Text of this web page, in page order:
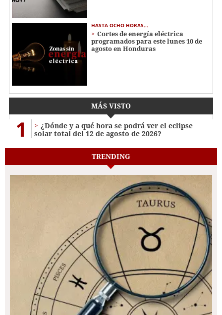
HASTA OCHO HORAS...
Cortes de energía eléctrica
programados para este lunes 10 de
agosto en Honduras
MÁS VISTO
1
¿Dónde y a qué hora se podrá ver el eclipse
solar total del 12 de agosto de 2026?
TRENDING